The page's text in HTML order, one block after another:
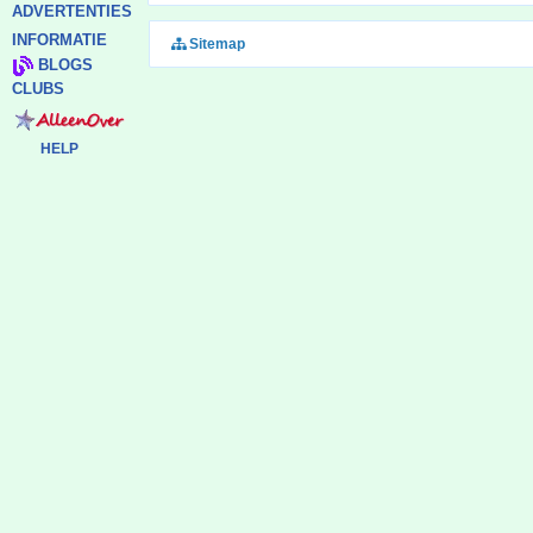
ADVERTENTIES
INFORMATIE
BLOGS
CLUBS
HELP
Sitemap